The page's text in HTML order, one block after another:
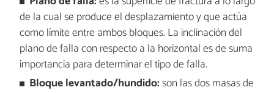
de la cual se produce el desplazamiento y que actúa
como límite entre ambos bloques. La inclinación del
plano de falla con respecto a la horizontal es de suma
importancia para determinar el tipo de falla.
Bloque levantado/hundido:son las dos masas de